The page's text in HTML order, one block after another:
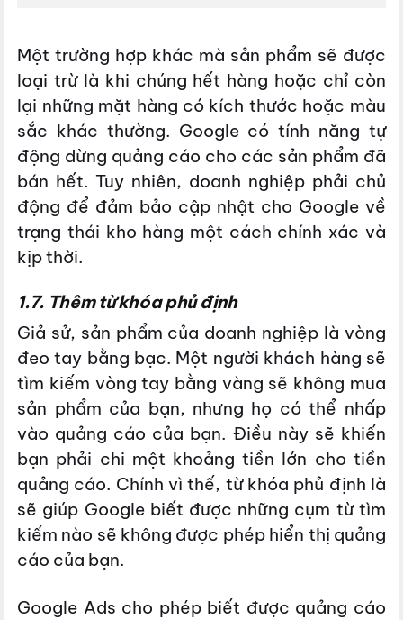
Một trường hợp khác mà sản phẩm sẽ được
loại trừ là khi chúng hết hàng hoặc chỉ còn
lại những mặt hàng có kích thước hoặc màu
sắc khác thường. Google có tính năng tự
động dừng quảng cáo cho các sản phẩm đã
bán hết. Tuy nhiên, doanh nghiệp phải chủ
động để đảm bảo cập nhật cho Google về
trạng thái kho hàng một cách chính xác và
kịp thời.
1.7. Thêm từ khóa phủ định
Giả sử, sản phẩm của doanh nghiệp là vòng
đeo tay bằng bạc. Một người khách hàng sẽ
tìm kiếm vòng tay bằng vàng sẽ không mua
sản phẩm của bạn, nhưng họ có thể nhấp
vào quảng cáo của bạn. Điều này sẽ khiến
bạn phải chi một khoảng tiền lớn cho tiền
quảng cáo. Chính vì thế, từ khóa phủ định là
sẽ giúp Google biết được những cụm từ tìm
kiếm nào sẽ không được phép hiển thị quảng
cáo của bạn.
Google Ads cho phép biết được quảng cáo